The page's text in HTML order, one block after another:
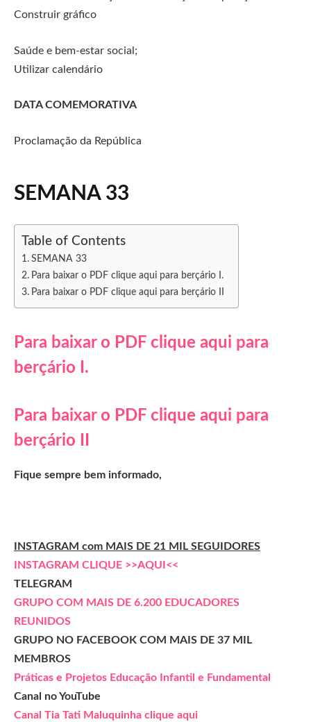
Construir gráfico
Saúde e bem-estar social;
Utilizar calendário
DATA COMEMORATIVA
Proclamação da República
SEMANA 33
Table of Contents
SEMANA 33
Para baixar o PDF clique aqui para berçário I.
Para baixar o PDF clique aqui para berçário II
Para baixar o PDF clique aqui para
berçário I.
Para baixar o PDF clique aqui para
berçário II
Fique sempre bem informado,
INSTAGRAM com MAIS DE 21 MIL SEGUIDORES
INSTAGRAM CLIQUE >>AQUI<<
TELEGRAM
GRUPO COM MAIS DE 6.200 EDUCADORES
REUNIDOS
GRUPO NO FACEBOOK COM MAIS DE 37 MIL
MEMBROS
Práticas e Projetos Educação Infantil e Fundamental
Canal no YouTube
Canal Tia Tati Maluquinha clique aqui